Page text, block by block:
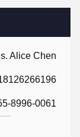
Alice Chen
8996-0061